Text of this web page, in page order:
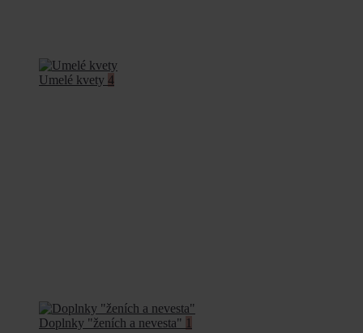
Umelé kvety 4
Doplnky "ženích a nevesta" 1